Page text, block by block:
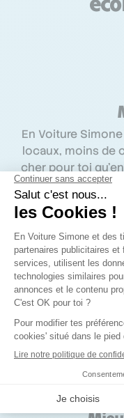
En Voiture
locaux, moins de
cher pour toi
en gardant un
Pour réviser le
ton emploi du
t'entraînes de